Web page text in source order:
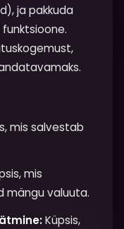
ja pakkuda
mis salvestab
mis
mängu valuuta.
Küpsis,